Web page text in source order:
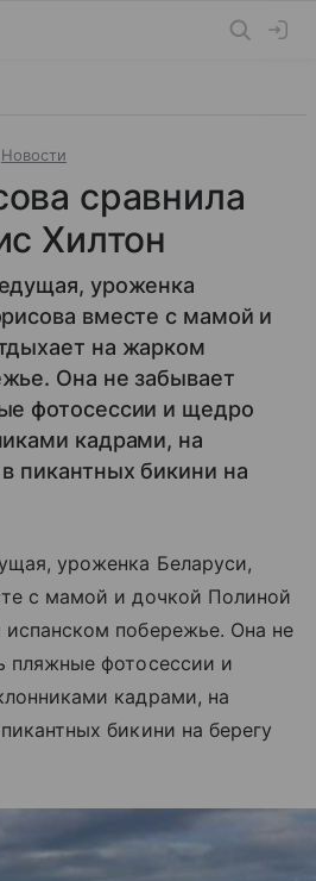
Новости
сравнила
Хилтон
уроженка
вместе с мамой и
на жарком
Она не забывает
фотосессии и щедро
кадрами, на
пикантных бикини на
уроженка Беларуси,
с мамой и дочкой Полиной
побережье. Она не
пляжные фотосессии и
кадрами, на
бикини на берегу